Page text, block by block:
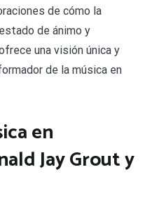
de cómo la
de ánimo y
una visión única y
de la música en
en
Jay Grout y